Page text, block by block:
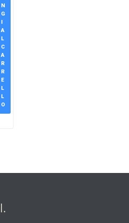
N
G
I
A
L
C
A
R
R
E
L
L
O